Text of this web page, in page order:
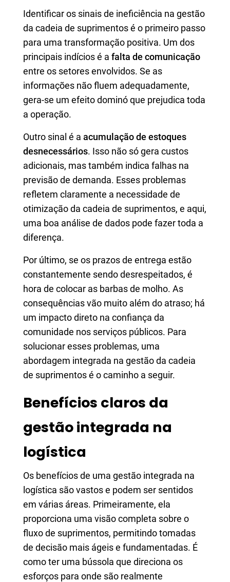
Identificar os sinais de ineficiência na gestão
da cadeia de suprimentos é o primeiro passo
para uma transformação positiva. Um dos
principais indícios é a falta de comunicação
entre os setores envolvidos. Se as
informações não fluem adequadamente,
gera-se um efeito dominó que prejudica toda
a operação.
Outro sinal é a acumulação de estoques
desnecessários. Isso não só gera custos
adicionais, mas também indica falhas na
previsão de demanda. Esses problemas
refletem claramente a necessidade de
otimização da cadeia de suprimentos, e aqui,
uma boa análise de dados pode fazer toda a
diferença.
Por último, se os prazos de entrega estão
constantemente sendo desrespeitados, é
hora de colocar as barbas de molho. As
consequências vão muito além do atraso; há
um impacto direto na confiança da
comunidade nos serviços públicos. Para
solucionar esses problemas, uma
abordagem integrada na gestão da cadeia
de suprimentos é o caminho a seguir.
Benefícios claros da
gestão integrada na
logística
Os benefícios de uma gestão integrada na
logística são vastos e podem ser sentidos
em várias áreas. Primeiramente, ela
proporciona uma visão completa sobre o
fluxo de suprimentos, permitindo tomadas
de decisão mais ágeis e fundamentadas. É
como ter uma bússola que direciona os
esforços para onde são realmente